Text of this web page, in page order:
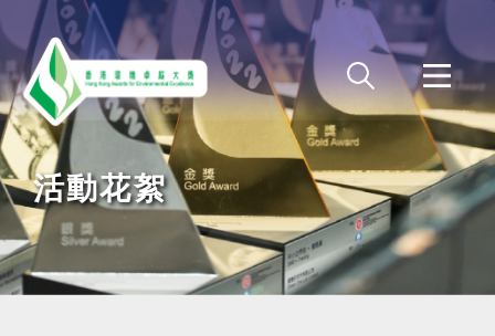
Skip to main content
活動花絮